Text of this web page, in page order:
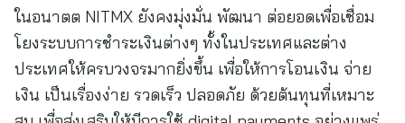
ในอนาตต NITMX ยังคงมุ่งมั่น พัฒนา ต่อยอดเพื่อเชื่อม
โยงระบบการชำระเงินต่างๆ ทั้งในประเทศและต่าง
ประเทศให้ครบวงจรมากยิ่งขึ้น เพื่อให้การโอนเงิน จ่าย
เงิน เป็นเรื่องง่าย รวดเร็ว ปลอดภัย ด้วยต้นทุนที่เหมาะ